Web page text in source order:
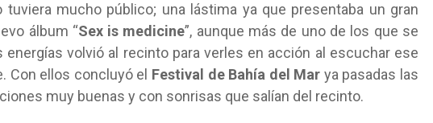
tuviera mucho público; una lástima ya que presentaba un gran
álbum “Sex is medicine”, aunque más de uno de los que se
energías volvió al recinto para verles en acción al escuchar ese
Con ellos concluyó el Festival de Bahía del Mar ya pasadas las
muy buenas y con sonrisas que salían del recinto.